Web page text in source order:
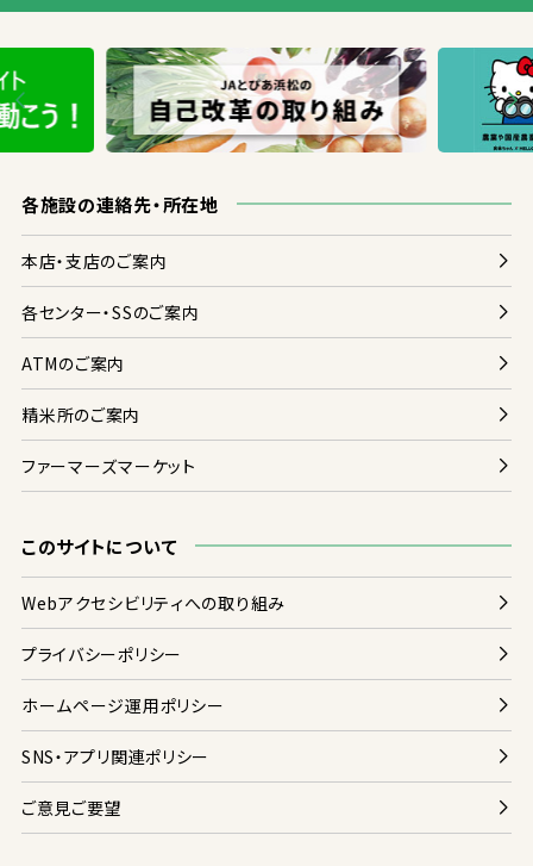
各施設の連絡先・所在地
本店・支店のご案内
各センター・SSのご案内
ATMのご案内
精米所のご案内
ファーマーズマーケット
このサイトについて
Webアクセシビリティへの取り組み
プライバシーポリシー
ホームページ運用ポリシー
SNS・アプリ関連ポリシー
ご意見ご要望